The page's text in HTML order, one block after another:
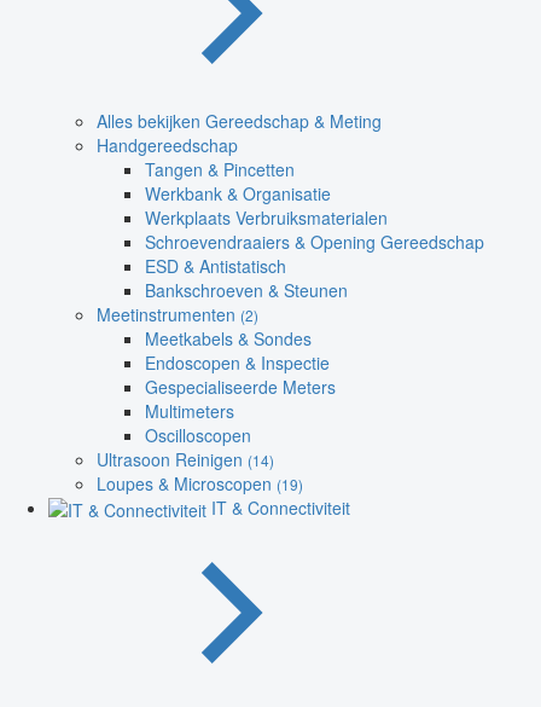
Alles bekijken Gereedschap & Meting
Handgereedschap
Tangen & Pincetten
Werkbank & Organisatie
Werkplaats Verbruiksmaterialen
Schroevendraaiers & Opening Gereedschap
ESD & Antistatisch
Bankschroeven & Steunen
Meetinstrumenten (2)
Meetkabels & Sondes
Endoscopen & Inspectie
Gespecialiseerde Meters
Multimeters
Oscilloscopen
Ultrasoon Reinigen (14)
Loupes & Microscopen (19)
IT & Connectiviteit